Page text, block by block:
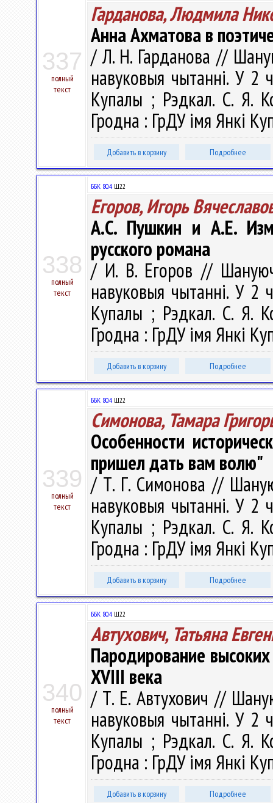
337
полный
текст
Гарданова, Людмила
Анна Ахматова в
/ Л. Н. Гарданова //
навуковыя чытаннi. У 2
Купалы ; Рэдкал. С. Я.
Гродна : ГрДУ імя Янкі
Добавить в корзину Подробнее
338
полный
текст
ББК 80.4 Ш22
Егоров, Игорь
А.С. Пушкин и А.Е.
русского романа
/ И. В. Егоров //
навуковыя чытаннi. У 2
Купалы ; Рэдкал. С. Я.
Гродна : ГрДУ імя Янкі
Добавить в корзину Подробнее
339
полный
текст
ББК 80.4 Ш22
Симонова, Тамара
Особенности
пришел дать вам волю"
/ Т. Г. Симонова //
навуковыя чытаннi. У 2
Купалы ; Рэдкал. С. Я.
Гродна : ГрДУ імя Янкі
Добавить в корзину Подробнее
340
полный
текст
ББК 80.4 Ш22
Автухович, Татьяна
Пародирование
XVIII века
/ Т. Е. Автухович //
навуковыя чытаннi. У 2
Купалы ; Рэдкал. С. Я.
Гродна : ГрДУ імя Янкі
Добавить в корзину Подробнее